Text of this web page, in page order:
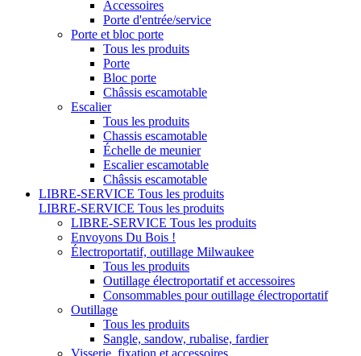
Accessoires
Porte d'entrée/service
Porte et bloc porte
Tous les produits
Porte
Bloc porte
Châssis escamotable
Escalier
Tous les produits
Chassis escamotable
Échelle de meunier
Escalier escamotable
Châssis escamotable
LIBRE-SERVICE Tous les produits
LIBRE-SERVICE Tous les produits
LIBRE-SERVICE Tous les produits
Envoyons Du Bois !
Électroportatif, outillage Milwaukee
Tous les produits
Outillage électroportatif et accessoires
Consommables pour outillage électroportatif
Outillage
Tous les produits
Sangle, sandow, rubalise, fardier
Visserie, fixation et accessoires